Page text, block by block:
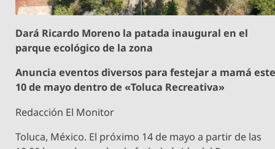
Dará Ricardo Moreno la patada inaugural en el
parque ecológico de la zona
Anuncia eventos diversos para festejar a mamá
10 de mayo dentro de «Toluca Recreativa»
Redacción El Monitor
Toluca, México. El próximo 14 de mayo a partir de las